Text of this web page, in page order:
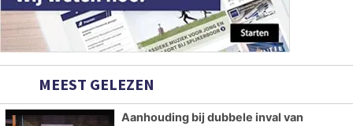
MEEST GELEZEN
Aanhouding bij dubbele inval van